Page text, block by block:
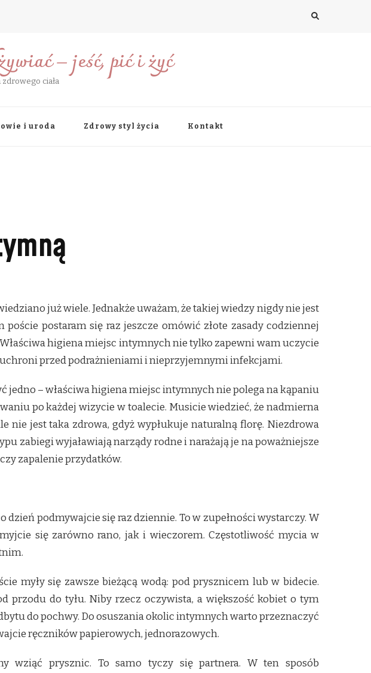
– jeść, pić i żyć
ciała
i uroda Zdrowy styl życia Kontakt
już wiele. Jednakże uważam, że takiej wiedzy nigdy nie jest
poście postaram się raz jeszcze omówić złote zasady codziennej
higiena miejsc intymnych nie tylko zapewni wam uczycie
przed podrażnieniami i nieprzyjemnymi infekcjami.
jedno – właściwa higiena miejsc intymnych nie polega na kąpaniu
po każdej wizycie w toalecie. Musicie wiedzieć, że nadmierna
nie jest taka zdrowa, gdyż wypłukuje naturalną florę. Niezdrowa
zabiegi wyjaławiają narządy rodne i narażają je na poważniejsze
zapalenie przydatków.
dzień podmywajcie się raz dziennie. To w zupełności wystarczy. W
się zarówno rano, jak i wieczorem. Częstotliwość mycia w
myły się zawsze bieżącą wodą: pod prysznicem lub w bidecie.
do tyłu. Niby rzecz oczywista, a większość kobiet o tym
do pochwy. Do osuszania okolic intymnych warto przeznaczyć
ręczników papierowych, jednorazowych.
wziąć prysznic. To samo tyczy się partnera. W ten sposób